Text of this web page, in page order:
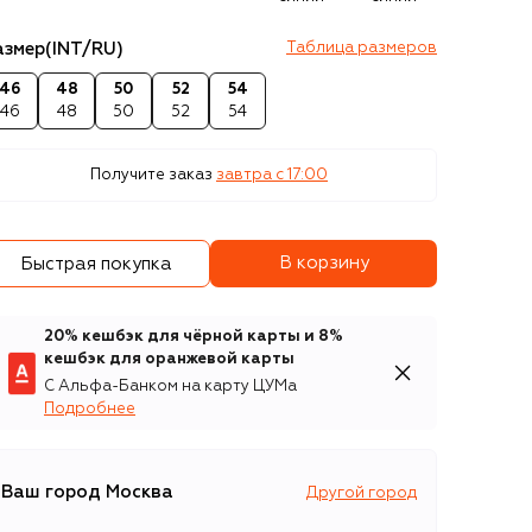
(INT/RU) Таблица размеров
46
46
48
48
50
50
52
52
54
54
Получите заказ завтра c 17:00
Быстрая покупка В корзину
20% кешбэк для чёрной карты и 8%
кешбэк для оранжевой карты
С Альфа-Банком на карту ЦУМа
Подробнее
Ваш город Москва Другой город